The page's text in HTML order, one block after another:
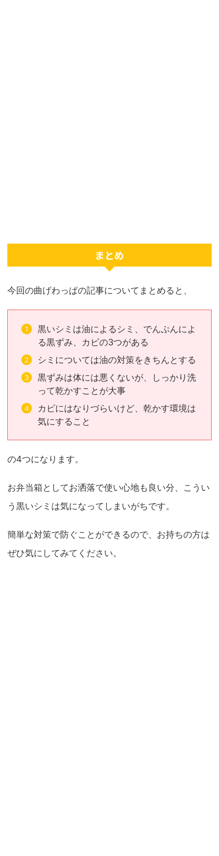
まとめ
今回の曲げわっぱの記事についてまとめると、
黒いシミは油によるシミ、でんぷんによ
る黒ずみ、カビの3つがある
シミについては油の対策をきちんとする
黒ずみは体には悪くないが、しっかり洗
って乾かすことが大事
カビにはなりづらいけど、乾かす環境は
気にすること
の4つになります。
お弁当箱としてお洒落で使い心地も良い分、こうい
う黒いシミは気になってしまいがちです。
簡単な対策で防ぐことができるので、お持ちの方は
ぜひ気にしてみてください。